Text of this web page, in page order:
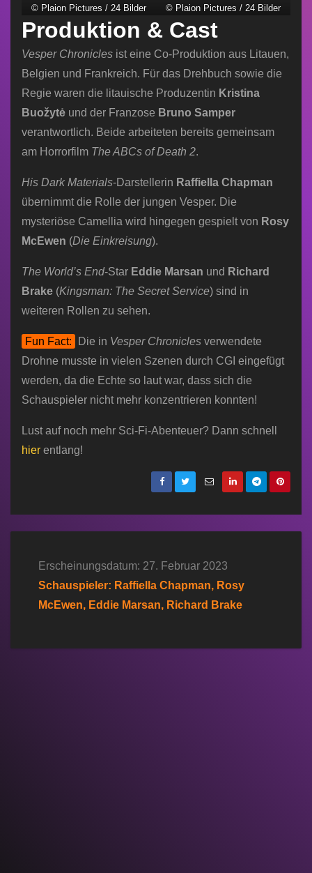
© Plaion Pictures / 24 Bilder © Plaion Pictures / 24 Bilder
Produktion & Cast
Vesper Chronicles ist eine Co-Produktion aus Litauen,
Belgien und Frankreich. Für das Drehbuch sowie die
Regie waren die litauische Produzentin Kristina
Buožytė und der Franzose Bruno Samper
verantwortlich. Beide arbeiteten bereits gemeinsam
am Horrorfilm The ABCs of Death 2.
His Dark Materials-Darstellerin Raffiella Chapman
übernimmt die Rolle der jungen Vesper. Die
mysteriöse Camellia wird hingegen gespielt von Rosy
McEwen (Die Einkreisung).
The World’s End-Star Eddie Marsan und Richard
Brake (Kingsman: The Secret Service) sind in
weiteren Rollen zu sehen.
Fun Fact: Die in Vesper Chronicles verwendete
Drohne musste in vielen Szenen durch CGI eingefügt
werden, da die Echte so laut war, dass sich die
Schauspieler nicht mehr konzentrieren konnten!
Lust auf noch mehr Sci-Fi-Abenteuer? Dann schnell
hier entlang!
Erscheinungsdatum: 27. Februar 2023
Schauspieler: Raffiella Chapman, Rosy
McEwen, Eddie Marsan, Richard Brake